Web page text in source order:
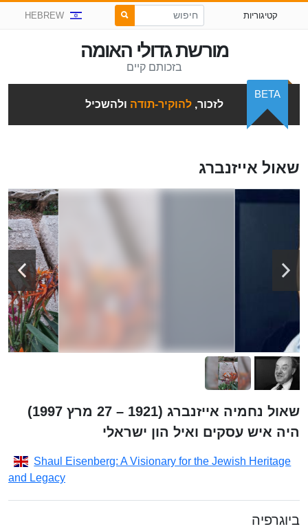
קטיגוריות HEBREW
מורשת גדולי האומה
בזכותם קיים
לזכור,להוקיר-תודה ולהשכיל
BETA
שאול אייזנברג
שאול נחמיה אייזנברג (1921 – 27 מרץ 1997)
היה איש עסקים ואיל הון ישראלי
Shaul Eisenberg: A Visionary for the Jewish Heritage
and Legacy
ביוגרפיה